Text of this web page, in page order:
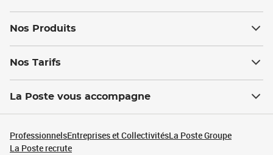
Nos Produits
Nos Tarifs
La Poste vous accompagne
ProfessionnelsEntreprises et CollectivitésLa Poste Groupe
La Poste recrute